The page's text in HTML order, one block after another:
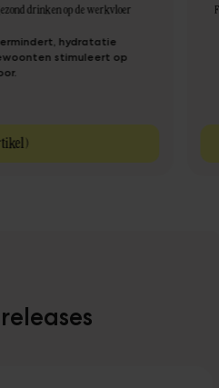
drinken op de werkvloer
hydratatie
stimuleert op
)